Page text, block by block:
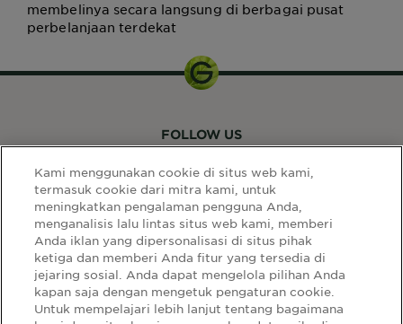
membelinya secara langsung di berbagai pusat
perbelanjaan terdekat
LINK SITUS
Select
Your
Select Your Country:
FOLLOW US
Kami menggunakan cookie di situs web kami,
termasuk cookie dari mitra kami, untuk
meningkatkan pengalaman pengguna Anda,
menganalisis lalu lintas situs web kami, memberi
Anda iklan yang dipersonalisasi di situs pihak
ketiga dan memberi Anda fitur yang tersedia di
jejaring sosial. Anda dapat mengelola pilihan Anda
kapan saja dengan mengetuk pengaturan cookie.
Untuk mempelajari lebih lanjut tentang bagaimana